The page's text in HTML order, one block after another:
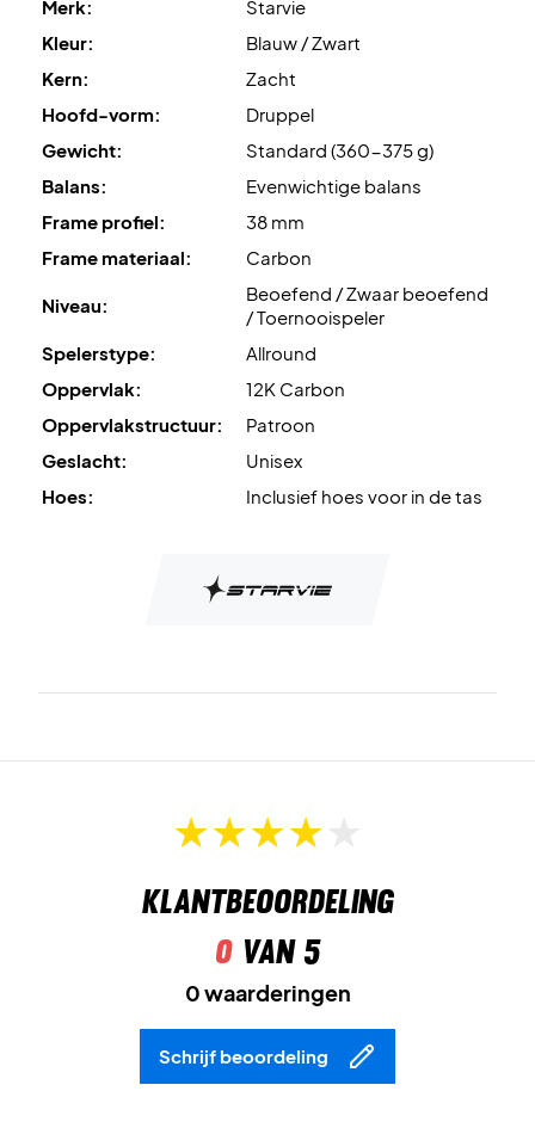
wendbaarheid en verminderde trillingen.
slagen!
Longer Handgrip Technologyis de 1,5 cm verlengde grip
Tot slot is het uitgerust met de trillingsdempende
Inside
-grip, die trillingen tot 96% vermindert voor meer
Domineer de padelbaan - koop dit padelracket vandaag
Let op: Wordt geleverd met hoes.
Merk:
Starvie
Kleur:
Blauw / Zwart
Kern:
Zacht
Hoofd-vorm:
Druppel
Gewicht:
Standard (360-375 g)
Balans:
Evenwichtige balans
Frame profiel:
38 mm
Frame materiaal:
Carbon
Niveau:
Beoefend / Zwaar beoefend
/ Toernooispeler
Spelerstype:
Allround
Oppervlak:
12K Carbon
Oppervlakstructuur:
Patroon
Geslacht:
Unisex
Hoes:
Inclusief hoes voor in de tas
Klantbeoordeling
0van 5
0 waarderingen
Schrijf beoordeling